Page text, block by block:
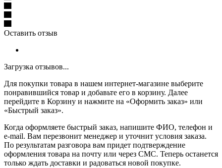
Оставить отзыв
Загрузка отзывов...
Для покупки товара в нашем интернет-магазине выберите
понравившийся товар и добавьте его в корзину. Далее
перейдите в Корзину и нажмите на «Оформить заказ» или
«Быстрый заказ».
Когда оформляете быстрый заказ, напишите ФИО, телефон и
e-mail. Вам перезвонит менеджер и уточнит условия заказа.
По результатам разговора вам придет подтверждение
оформления товара на почту или через СМС. Теперь останется
только ждать доставки и радоваться новой покупке.